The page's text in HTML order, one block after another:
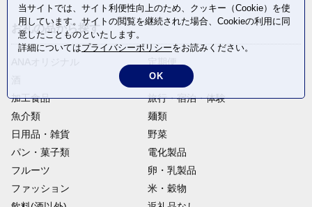
お礼の品から探す
肉類
加工食品
旅行・宿泊・体験
魚介類
麺類
日用品・雑貨
野菜
パン・菓子類
電化製品
フルーツ
卵・乳製品
ファッション
米・穀物
当サイトでは、サイト利便性向上のため、クッキー（Cookie）を使
用しています。サイトの閲覧を継続された場合、Cookieの利用に同
意したことものといたします。
詳細についてはプライバシーポリシーをお読みください。
OK